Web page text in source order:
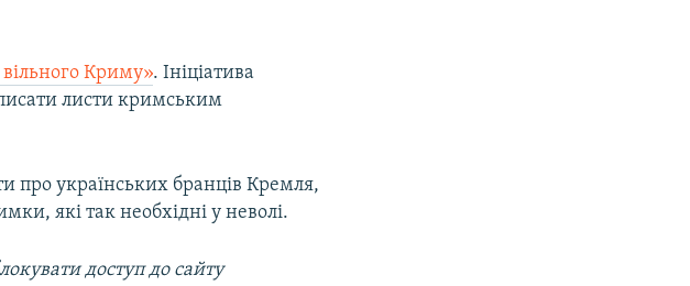
Криму». Ініціатива
листи кримським
про українських бранців Кремля,
які так необхідні у неволі.
доступ до сайту